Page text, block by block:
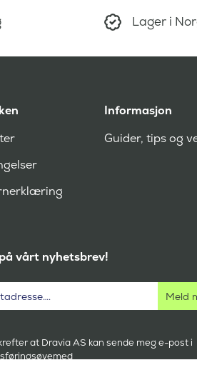
Lager i
Informasjon
Guider, tips og
vårt nyhetsbrev!
at Dravia AS kan sende meg e-post i